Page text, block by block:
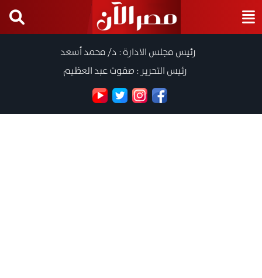
رئيس مجلس الادارة : د/ محمد أسعد
رئيس التحرير : صفوت عبد العظيم